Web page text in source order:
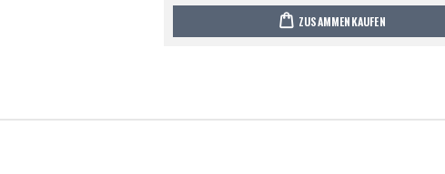
ZUSAMMENKAUFEN